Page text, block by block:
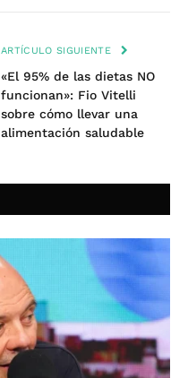
ARTÍCULO SIGUIENTE
«El 95% de las dietas NO
funcionan»: Fio Vitelli
sobre cómo llevar una
alimentación saludable